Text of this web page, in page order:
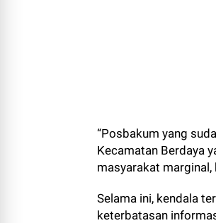
“Posbakum yang
Kecamatan Berdaya
masyarakat marginal,
Selama ini, kendala
keterbatasan